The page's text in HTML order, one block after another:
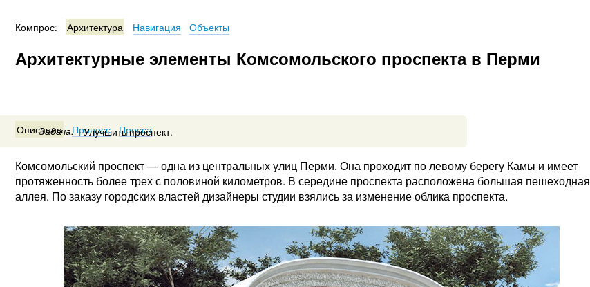
Компрос: Архитектура Навигация Объекты
Архитектурные элементы Комсомольского проспекта в Перми
Описание Процесс Пресса
Задача. Улучшить проспект.
Комсомольский проспект — одна из центральных улиц Перми. Она проходит по левому берегу Камы и имеет
протяженность более трех с половиной километров. В середине проспекта расположена большая пешеходная
аллея. По заказу городских властей дизайнеры студии взялись за изменение облика проспекта.